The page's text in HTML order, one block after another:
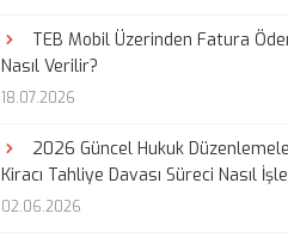
TEB Mobil Üzerinden Fatura
Nasıl Verilir?
18.07.2026
2026 Güncel Hukuk
Kiracı Tahliye Davası Süreci Nasıl
02.06.2026